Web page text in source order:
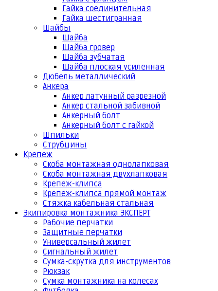
Гайка соединительная
Гайка шестигранная
Шайбы
Шайба
Шайба гровер
Шайба зубчатая
Шайба плоская усиленная
Дюбель металлический
Анкера
Анкер латунный разрезной
Анкер стальной забивной
Анкерный болт
Анкерный болт с гайкой
Шпильки
Струбцины
Крепеж
Скоба монтажная однолапковая
Скоба монтажная двухлапковая
Крепеж-клипса
Крепеж-клипса прямой монтаж
Стяжка кабельная стальная
Экипировка монтажника ЭКСПЕРТ
Рабочие перчатки
Защитные перчатки
Универсальный жилет
Сигнальный жилет
Сумка-скрутка для инструментов
Рюкзак
Сумка монтажника на колесах